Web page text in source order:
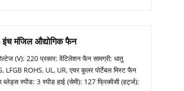
मंजिल औद्योगिक फैन
(V): 220 प्रकार: वेंटिलेशन फैन सामग्री: धातु
LFGB ROHS, UL, UR, एयर कूलर पोर्टेबल मिस्ट फैन
स्पीड: 3 स्पीड हाई (सेमी): 127 फ्रिक्वेंसी (हर्ट्ज):